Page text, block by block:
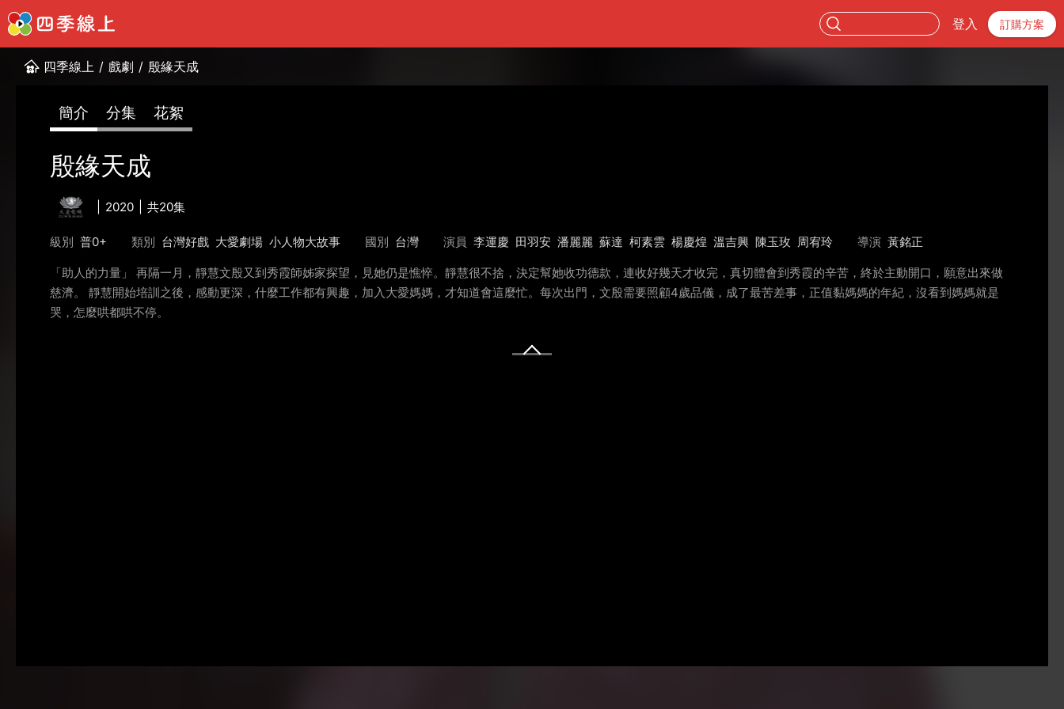
登入 訂購方案
四季線上 / 戲劇 / 殷緣天成
簡介 分集 花絮
殷緣天成
2020 共20集
級別 普0+ 類別 台灣好戲 大愛劇場 小人物大故事 國別 台灣 演員 李運慶 田羽安 潘麗麗 蘇達 柯素雲 楊慶煌 溫吉興 陳玉玫 周宥玲 導演 黃銘正
「助人的力量」 再隔一月，靜慧文殷又到秀霞師姊家探望，見她仍是憔悴。靜慧很不捨，決定幫她收功德款，連收好幾天才收完，真切體會到秀霞的辛苦，終於主動開口，願意出來做
慈濟。 靜慧開始培訓之後，感動更深，什麼工作都有興趣，加入大愛媽媽，才知道會這麼忙。每次出門，文殷需要照顧4歲品儀，成了最苦差事，正值黏媽媽的年紀，沒看到媽媽就是
哭，怎麼哄都哄不停。